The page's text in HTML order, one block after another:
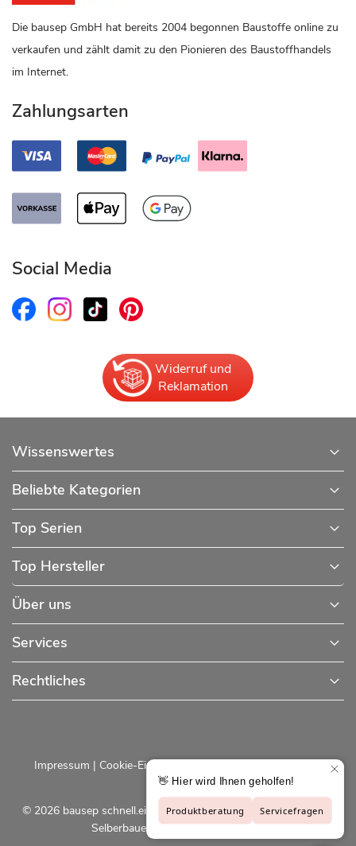
Die bausep GmbH hat bereits 2004 begonnen Baustoffe online zu
verkaufen und zählt damit zu den Pionieren des Baustoffhandels
im Internet.
Zahlungsarten
Social Media
Widerruf und
Reklamation
Wissenswertes
Beliebte Kategorien
Top Serien
Top Hersteller
Über uns
Services
Rechtliches
© 2026 bausep schnell.einfach.preiswert - Baustoffe online für
Selberbauer und Profis |bausep.de
Impressum | Cookie-Einstellungen